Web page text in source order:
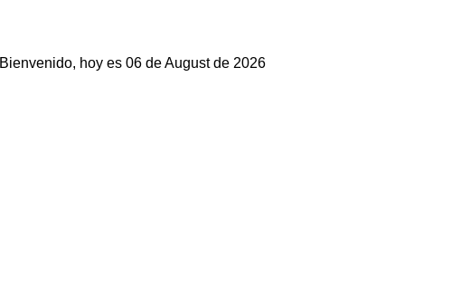
Bienvenido, hoy es 06 de August de 2026